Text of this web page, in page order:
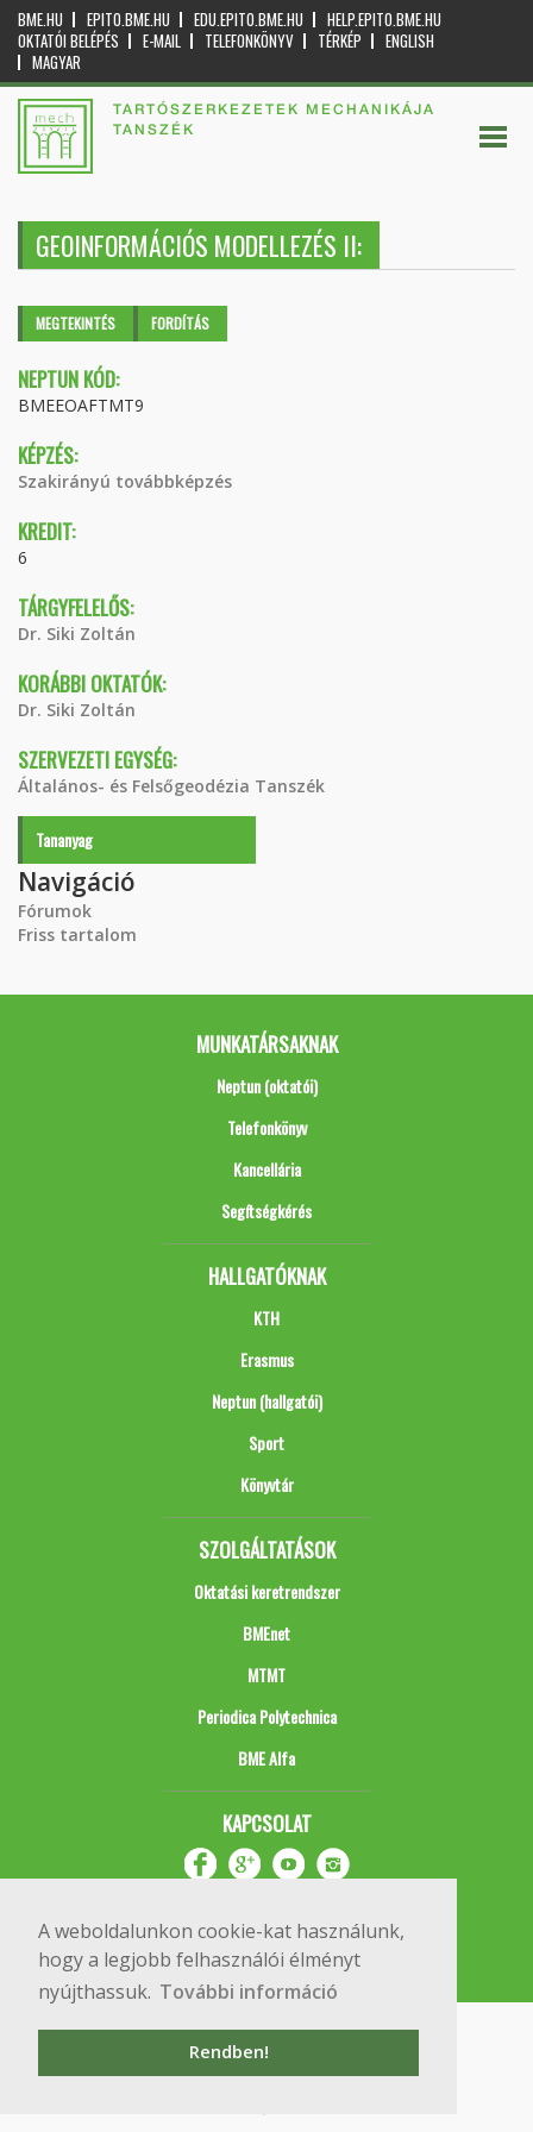
A weboldalunkon cookie-kat használunk,
hogy a legjobb felhasználói élményt
nyújthassuk. További információ
Rendben!
BME.HU EPITO.BME.HU EDU.EPITO.BME.HU
HELP.EPITO.BME.HU
OKTATÓI BELÉPÉS
E-MAIL TELEFONKÖNYV TÉRKÉP
ENGLISH
MAGYAR
TARTÓSZERKEZETEK MECHANIKÁJA
TANSZÉK
GEOINFORMÁCIÓS MODELLEZÉS II:
Elsődleges fülek
MEGTEKINTÉS (AKTÍVFORDÍTÁS
NEPTUN KÓD:
BMEEOAFTMT9
KÉPZÉS:
Szakirányú továbbképzés
KREDIT:
6
TÁRGYFELELŐS:
Dr. Siki Zoltán
KORÁBBI OKTATÓK:
Dr. Siki Zoltán
SZERVEZETI EGYSÉG:
Általános- és Felsőgeodézia Tanszék
Tananyag
Navigáció
Fórumok
Friss tartalom
MUNKATÁRSAKNAK
Neptun (oktatói)
Telefonkönyv
Kancellária
Segítségkérés
HALLGATÓKNAK
KTH
Erasmus
Neptun (hallgatói)
Sport
Könyvtár
SZOLGÁLTATÁSOK
Oktatási keretrendszer
BMEnet
MTMT
Periodica Polytechnica
BME Alfa
KAPCSOLAT
Copyright © 2020 BME Építőmérnöki Kar
1111 Budapest, Műegyetem rkp. 3.